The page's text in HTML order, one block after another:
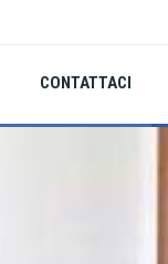
CONTATTACI